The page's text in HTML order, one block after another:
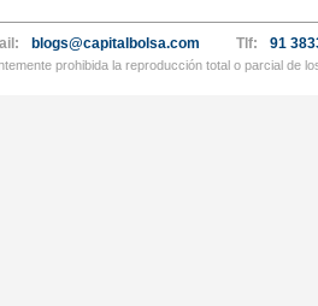
blogs@capitalbolsa.com Tlf: 91
prohibida la reproducción total o parcial de